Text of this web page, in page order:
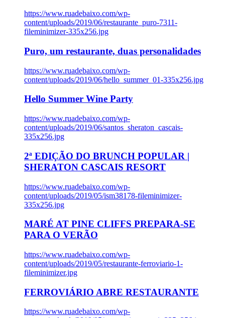
https://www.ruadebaixo.com/wp-
content/uploads/2019/06/restaurante_puro-7311-
fileminimizer-335x256.jpg
Puro, um restaurante, duas personalidades
https://www.ruadebaixo.com/wp-
content/uploads/2019/06/hello_summer_01-335x256.jpg
Hello Summer Wine Party
https://www.ruadebaixo.com/wp-
content/uploads/2019/06/santos_sheraton_cascais-
335x256.jpg
2ª EDIÇÃO DO BRUNCH POPULAR |
SHERATON CASCAIS RESORT
https://www.ruadebaixo.com/wp-
content/uploads/2019/05/ism38178-fileminimizer-
335x256.jpg
MARÉ AT PINE CLIFFS PREPARA-SE
PARA O VERÃO
https://www.ruadebaixo.com/wp-
content/uploads/2019/05/restaurante-ferroviario-1-
fileminimizer.jpg
FERROVIÁRIO ABRE RESTAURANTE
https://www.ruadebaixo.com/wp-